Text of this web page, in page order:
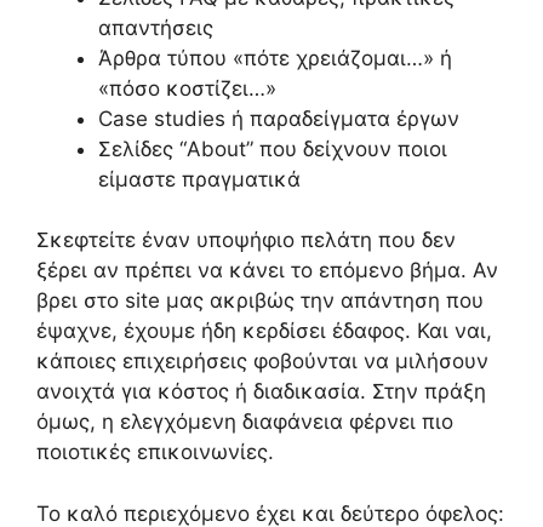
απαντήσεις
Άρθρα τύπου «πότε χρειάζομαι…» ή
«πόσο κοστίζει…»
Case studies ή παραδείγματα έργων
Σελίδες “About” που δείχνουν ποιοι
είμαστε πραγματικά
Σκεφτείτε έναν υποψήφιο πελάτη που δεν
ξέρει αν πρέπει να κάνει το επόμενο βήμα. Αν
βρει στο site μας ακριβώς την απάντηση που
έψαχνε, έχουμε ήδη κερδίσει έδαφος. Και ναι,
κάποιες επιχειρήσεις φοβούνται να μιλήσουν
ανοιχτά για κόστος ή διαδικασία. Στην πράξη
όμως, η ελεγχόμενη διαφάνεια φέρνει πιο
ποιοτικές επικοινωνίες.
Το καλό περιεχόμενο έχει και δεύτερο όφελος: